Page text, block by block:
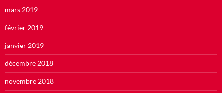
mars 2019
février 2019
janvier 2019
décembre 2018
novembre 2018